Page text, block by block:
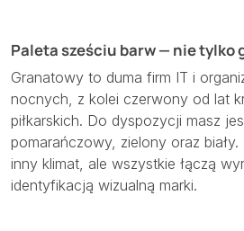
Paleta sześciu barw — nie tylko
Granatowy to duma firm IT i
nocnych, z kolei czerwony od lat
piłkarskich. Do dyspozycji masz
pomarańczowy, zielony oraz
inny klimat, ale wszystkie łączą
identyfikacją wizualną marki.